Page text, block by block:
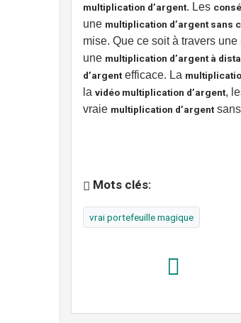
multiplication d’argent. Les
une multiplication d’argent sans
mise. Que ce soit à travers une
une multiplication d’argent à
d’argent efficace. La
la vidéo multiplication d’argent,
vraie multiplication d’argent
Mots clés:
vrai portefeuille magique